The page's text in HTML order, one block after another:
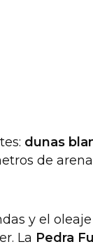
dunas
de
y el
La Pedra